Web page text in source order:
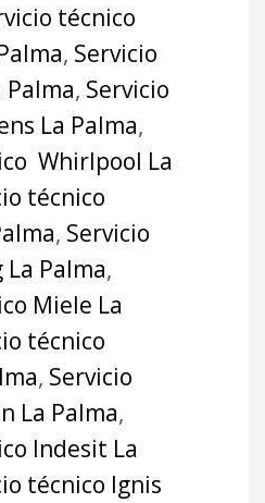
técnico
, Servicio
Palma, Servicio
La Palma,
Whirlpool La
técnico
, Servicio
Palma,
Miele La
técnico
, Servicio
La Palma,
Indesit La
técnico Ignis